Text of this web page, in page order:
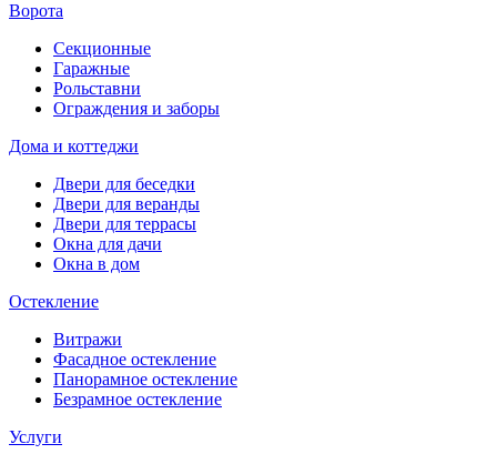
Ворота
Секционные
Гаражные
Рольставни
Ограждения и заборы
Дома и коттеджи
Двери для беседки
Двери для веранды
Двери для террасы
Окна для дачи
Окна в дом
Остекление
Витражи
Фасадное остекление
Панорамное остекление
Безрамное остекление
Услуги